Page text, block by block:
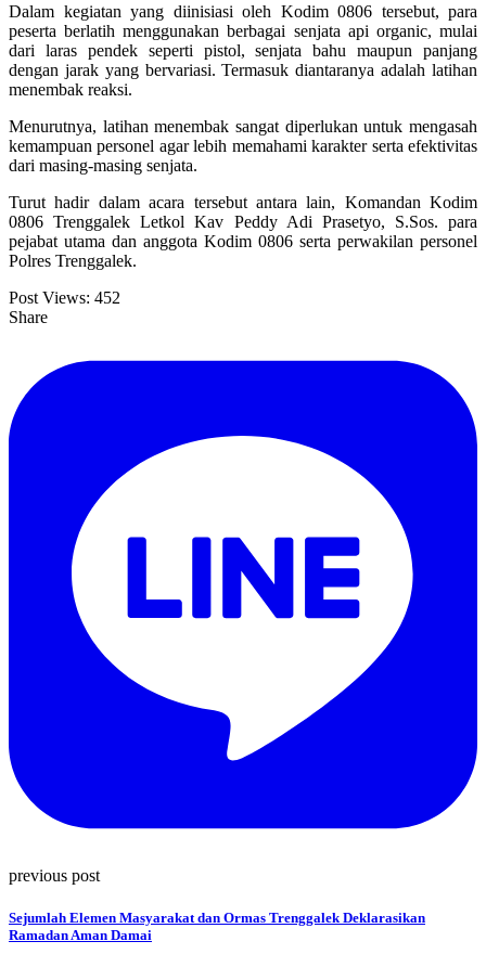
Dalam kegiatan yang diinisiasi oleh Kodim 0806 tersebut, para
peserta berlatih menggunakan berbagai senjata api organic, mulai
dari laras pendek seperti pistol, senjata bahu maupun panjang
dengan jarak yang bervariasi. Termasuk diantaranya adalah latihan
menembak reaksi.
Menurutnya, latihan menembak sangat diperlukan untuk mengasah
kemampuan personel agar lebih memahami karakter serta efektivitas
dari masing-masing senjata.
Turut hadir dalam acara tersebut antara lain, Komandan Kodim
0806 Trenggalek Letkol Kav Peddy Adi Prasetyo, S.Sos. para
pejabat utama dan anggota Kodim 0806 serta perwakilan personel
Polres Trenggalek.
Post Views: 452
Share
previous post
Sejumlah Elemen Masyarakat dan Ormas Trenggalek Deklarasikan
Ramadan Aman Damai